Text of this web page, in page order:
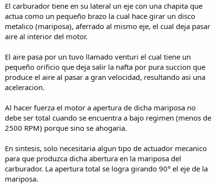
El carburador tiene en su lateral un eje con una chapita que
actua como un pequeño brazo la cual hace girar un disco
metalico (mariposa), aferrado al mismo eje, el cual deja pasar
aire al interior del motor.
El aire pasa por un tuvo llamado venturi el cual tiene un
pequeño orificio que deja salir la nafta por pura succion que
produce el aire al pasar a gran velocidad, resultando asi una
aceleracion.
Al hacer fuerza el motor a apertura de dicha mariposa no
debe ser total cuando se encuentra a bajo regimen (menos de
2500 RPM) porque sino se ahogaria.
En sintesis, solo necesitaria algun tipo de actuador mecanico
para que produzca dicha abertura en la mariposa del
carburador. La apertura total se logra girando 90° el eje de la
mariposa.